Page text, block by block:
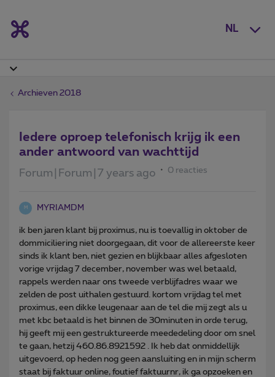
NL
Archieven 2018
Iedere oproep telefonisch krijg ik een
ander antwoord van wachttijd
Forum|Forum|7 years ago 0 reacties
M MYRIAMDM
ik ben jaren klant bij proximus, nu is toevallig in oktober de
dommiciliering niet doorgegaan, dit voor de allereerste keer
sinds ik klant ben, niet gezien en blijkbaar alles afgesloten
vorige vrijdag 7 december, november was wel betaald,
rappels werden naar ons tweede verblijfadres waar we
zelden de post uithalen gestuurd. kortom vrijdag tel met
proximus, een dikke leugenaar aan de tel die mij zegt als u
met kbc betaald is het binnen de 30minuten in orde terug,
hij geeft mij een gestruktureerde meededeling door om snel
te gaan, hetzij 460.86.8921592 . Ik heb dat onmiddellijk
uitgevoerd, op heden nog geen aansluiting en in mijn scherm
staat bij faktuur online, foutief faktuurnr, ik ga opzoeken en